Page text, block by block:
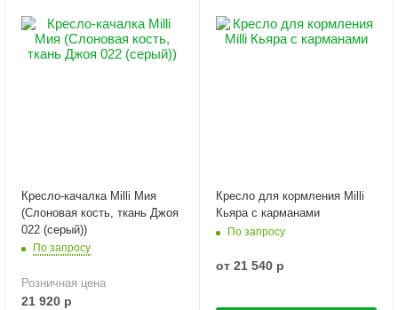
Кресло-качалка Milli Мия
(Слоновая кость, ткань Джоя
022 (серый))
По запросу
Розничная цена
21 920 р
Кресло для кормления Milli
Кьяра с карманами
По запросу
от 21 540 р